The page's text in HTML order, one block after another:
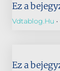
Ez a
Vdtablog.hu
Ez a